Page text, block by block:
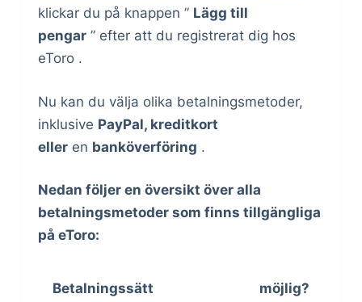
klickar du på knappen ” Lägg till
pengar” efter att du registrerat dig hos
eToro .
Nu kan du välja olika betalningsmetoder,
inklusive PayPal, kreditkort
elleren banköverföring .
Nedan följer en översikt över alla
betalningsmetoder som finns tillgängliga
på eToro:
Betalningssätt möjlig?